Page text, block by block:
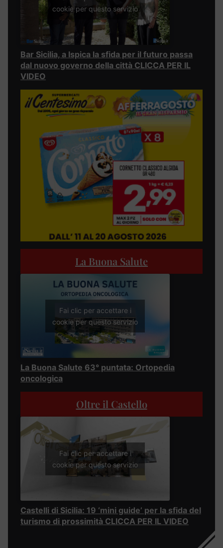
cookie per questo servizio
Bar Sicilia, a Ispica la sfida per il futuro passa
dal nuovo governo della città CLICCA PER IL
VIDEO
La Buona Salute
Fai clic per accettare i
cookie per questo servizio
La Buona Salute 63° puntata: Ortopedia
oncologica
Oltre il Castello
Fai clic per accettare i
cookie per questo servizio
Castelli di Sicilia: 19 ‘mini guide’ per la sfida del
turismo di prossimità CLICCA PER IL VIDEO